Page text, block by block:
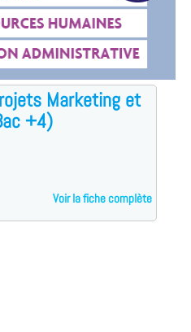
Marketing et
+4)
Voir la fiche complète